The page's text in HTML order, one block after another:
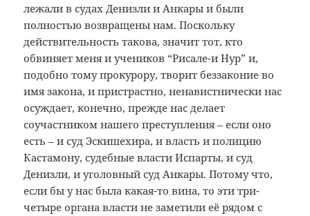
лежали в судах Денизли и Анкары и были
полностью возвращены нам. Поскольку
действительность такова, значит тот, кто
обвиняет меня и учеников “Рисале-и Нур” и,
подобно тому прокурору, творит беззаконие во
имя закона, и пристрастно, ненавистнически нас
осуждает, конечно, прежде нас делает
соучастником нашего преступления – если оно
есть – и суд Эскишехира, и власть и полицию
Кастамону, судебные власти Испарты, и суд
Денизли, и уголовный суд Анкары. Потому что,
если бы у нас была какая-то вина, то эти три-
четыре органа власти не заметили её рядом с